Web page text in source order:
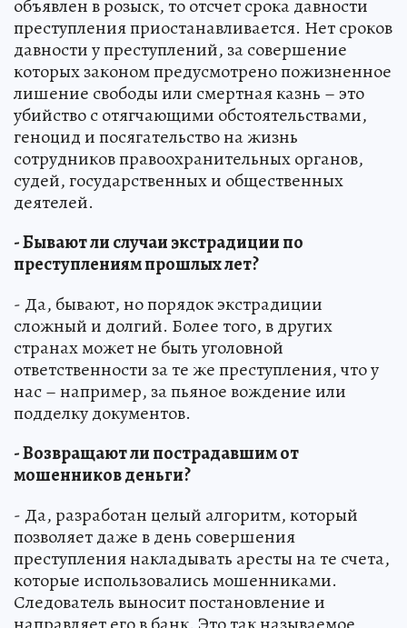
объявлен в розыск, то отсчет срока давности
преступления приостанавливается. Нет сроков
давности у преступлений, за совершение
которых законом предусмотрено пожизненное
лишение свободы или смертная казнь – это
убийство с отягчающими обстоятельствами,
геноцид и посягательство на жизнь
сотрудников правоохранительных органов,
судей, государственных и общественных
деятелей.
- Бывают ли случаи экстрадиции по
преступлениям прошлых лет?
- Да, бывают, но порядок экстрадиции
сложный и долгий. Более того, в других
странах может не быть уголовной
ответственности за те же преступления, что у
нас – например, за пьяное вождение или
подделку документов.
- Возвращают ли пострадавшим от
мошенников деньги?
- Да, разработан целый алгоритм, который
позволяет даже в день совершения
преступления накладывать аресты на те счета,
которые использовались мошенниками.
Следователь выносит постановление и